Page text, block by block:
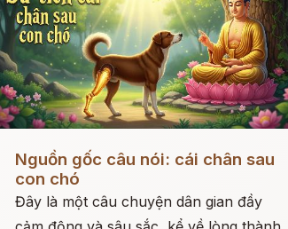
Đọc ngay
Nguồn gốc câu nói: cái chân sau
con chó
Đây là một câu chuyện dân gian đầy